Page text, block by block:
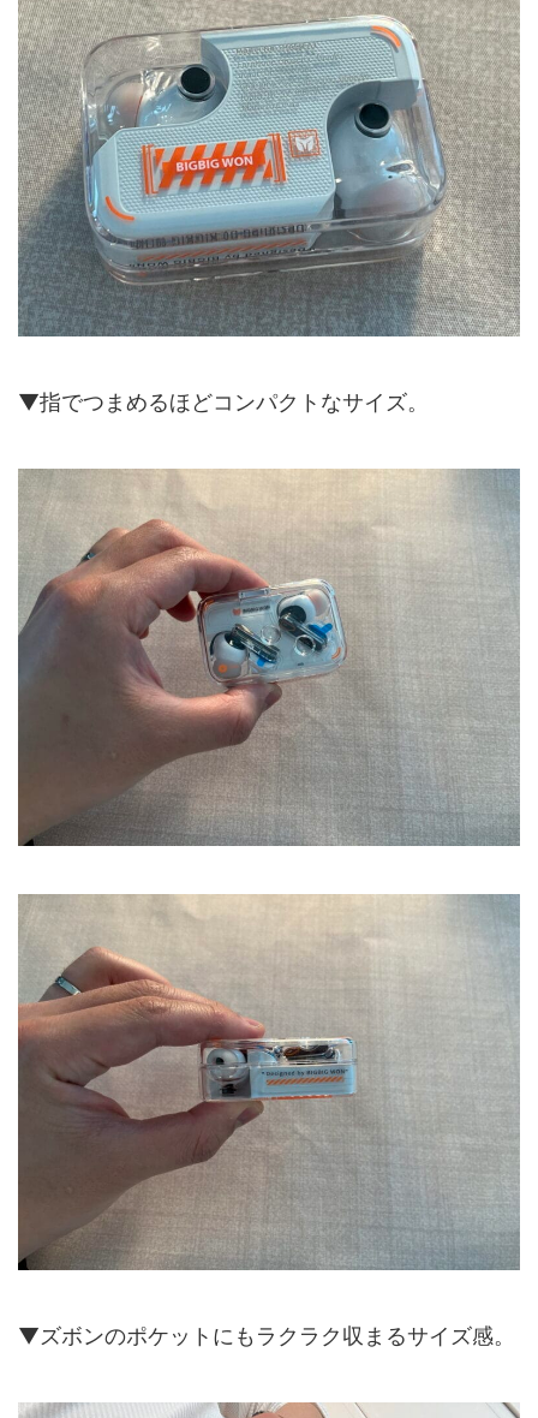
▼指でつまめるほどコンパクトなサイズ。
▼ズボンのポケットにもラクラク収まるサイズ感。